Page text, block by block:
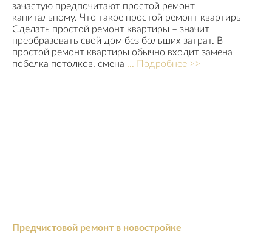
зачастую предпочитают простой ремонт
капитальному. Что такое простой ремонт квартиры
Сделать простой ремонт квартиры – значит
преобразовать свой дом без больших затрат. В
простой ремонт квартиры обычно входит замена
побелка потолков, смена ... Подробнее >>
Предчистовой ремонт в новостройке